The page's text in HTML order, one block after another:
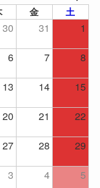
金 土
30 31
1
6 7 8
13 14
15
20 21
22
27 28
29
3 4 5